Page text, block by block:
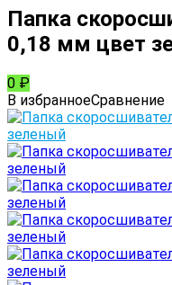
Папка
0,18 мм цвет
0 ₽
В избранноеСравнение